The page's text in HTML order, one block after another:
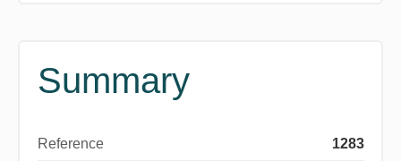
Summary
Reference 1283